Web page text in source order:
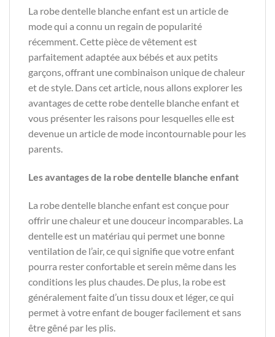
La robe dentelle blanche enfant est un article de
mode qui a connu un regain de popularité
récemment. Cette pièce de vêtement est
parfaitement adaptée aux bébés et aux petits
garçons, offrant une combinaison unique de chaleur
et de style. Dans cet article, nous allons explorer les
avantages de cette robe dentelle blanche enfant et
vous présenter les raisons pour lesquelles elle est
devenue un article de mode incontournable pour les
parents.
Les avantages de la robe dentelle blanche enfant
La robe dentelle blanche enfant est conçue pour
offrir une chaleur et une douceur incomparables. La
dentelle est un matériau qui permet une bonne
ventilation de l’air, ce qui signifie que votre enfant
pourra rester confortable et serein même dans les
conditions les plus chaudes. De plus, la robe est
généralement faite d’un tissu doux et léger, ce qui
permet à votre enfant de bouger facilement et sans
être gêné par les plis.